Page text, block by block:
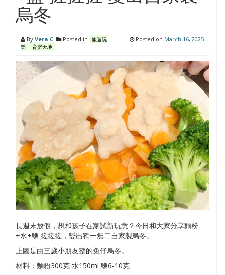
烏冬
By Vera C Posted in
旅遊玩
樂
育嬰天地
Posted on March 16, 2025
長週末放假，想和孩子在家試新玩意？今日和大家分享麵粉
+水+鹽 搓搓搓，變出獨一無二自家製烏冬。
上圖是由三歲小朋友整的兔仔烏冬。
材料：麵粉300克 水150ml 鹽6-10克